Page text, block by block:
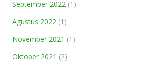
September 2022 (1)
Agustus 2022 (1)
November 2021 (1)
Oktober 2021 (2)